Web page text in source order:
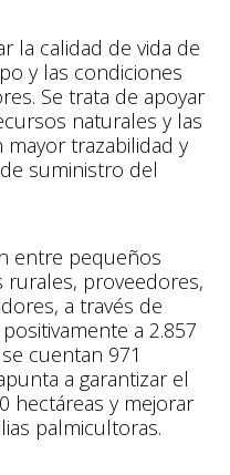
la calidad de vida de
y las condiciones
Se trata de apoyar
naturales y las
trazabilidad y
suministro del
entre pequeños
proveedores,
a través de
a 2.857
cuentan 971
a garantizar el
hectáreas y mejorar
palmicultoras.